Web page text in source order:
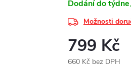
Dodání do týdne
Možnosti
799 Kč
660 Kč bez DPH